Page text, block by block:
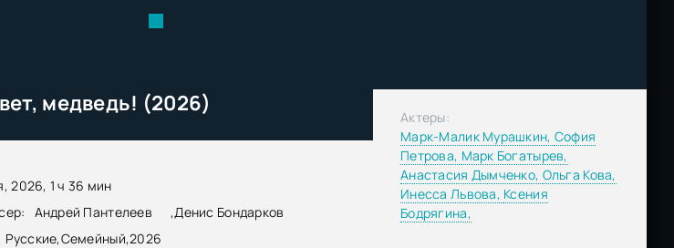
медведь! (2026)
2026, 1 ч 36 мин
Андрей Пантелеев ,Денис Бондарков
Русские,Семейный,2026
Актеры:
Марк-Малик Мурашкин, София
Петрова, Марк Богатырев,
Анастасия Дымченко, Ольга Кова,
Инесса Львова, Ксения
Бодрягина,